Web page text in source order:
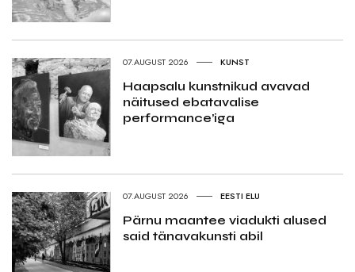
07.AUGUST 2026 KUNST
Haapsalu kunstnikud avavad
näitused ebatavalise
performance’iga
07.AUGUST 2026 EESTI ELU
Pärnu maantee viadukti alused
said tänavakunsti abil